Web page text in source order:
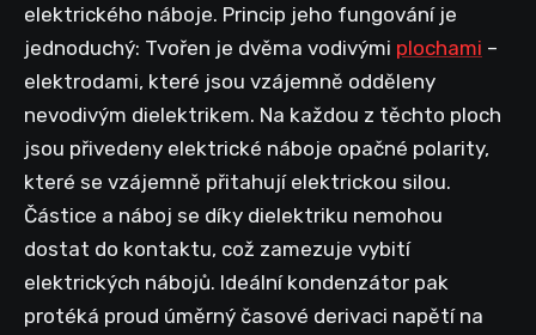
elektrického náboje. Princip jeho fungování je
jednoduchý: Tvořen je dvěma vodivými plochami –
elektrodami, které jsou vzájemně odděleny
nevodivým dielektrikem. Na každou z těchto ploch
jsou přivedeny elektrické náboje opačné polarity,
které se vzájemně přitahují elektrickou silou.
Částice a náboj se díky dielektriku nemohou
dostat do kontaktu, což zamezuje vybití
elektrických nábojů. Ideální kondenzátor pak
protéká proud úměrný časové derivaci napětí na